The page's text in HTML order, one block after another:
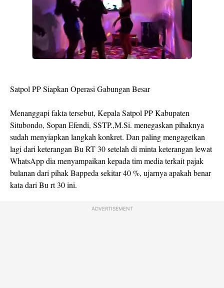
Satpol PP Siapkan Operasi Gabungan Besar
Menanggapi fakta tersebut, Kepala Satpol PP Kabupaten
Situbondo, Sopan Efendi, SSTP.,M.Si. menegaskan pihaknya
sudah menyiapkan langkah konkret. Dan paling mengagetkan
lagi dari keterangan Bu RT 30 setelah di minta keterangan lewat
WhatsApp dia menyampaikan kepada tim media terkait pajak
bulanan dari pihak Bappeda sekitar 40 %, ujarnya apakah benar
kata dari Bu rt 30 ini.
ADVERTISEMENT